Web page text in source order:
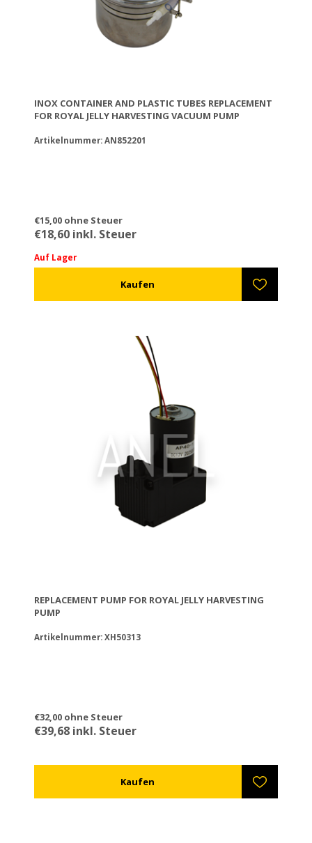
• 4 Quick Links 3/4
INOX CONTAINER AND PLASTIC TUBES REPLACEMENT
FOR ROYAL JELLY HARVESTING VACUUM PUMP
Artikelnummer: AN852201
€15,00 ohne Steuer
€18,60 inkl. Steuer
Auf Lager
REPLACEMENT PUMP FOR ROYAL JELLY HARVESTING
PUMP
Artikelnummer: XH50313
€32,00 ohne Steuer
€39,68 inkl. Steuer